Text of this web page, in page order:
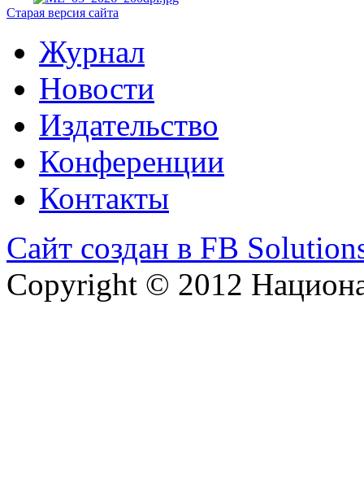
Старая версия сайта
Журнал
Новости
Издательство
Конференции
Контакты
Сайт создан в FB
Copyright © 2012